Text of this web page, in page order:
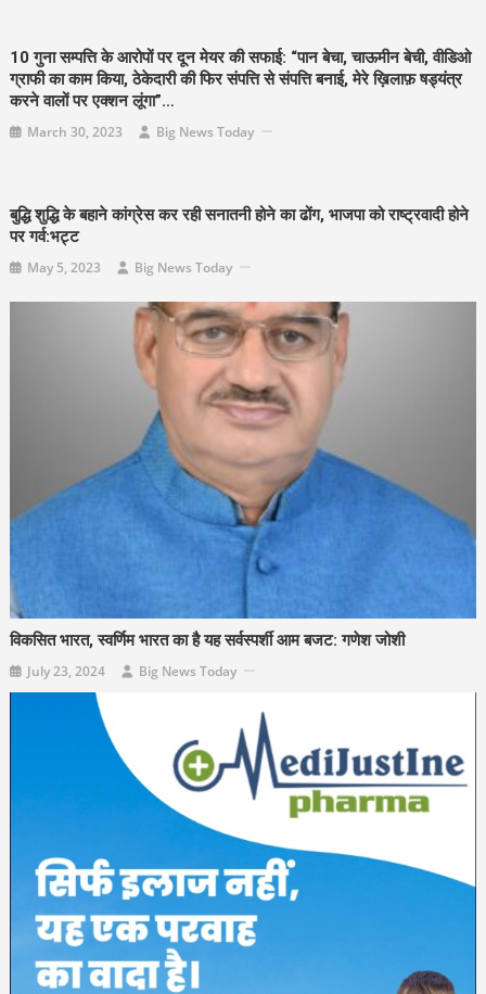
10 गुना सम्पत्ति के आरोपों पर दून मेयर की सफाई: “पान बेचा, चाऊमीन बेची, वीडिओ
ग्राफी का काम किया, ठेकेदारी की फिर संपत्ति से संपत्ति बनाई, मेरे ख़िलाफ़ षड्यंत्र
करने वालों पर एक्शन लूंगा”…
March 30, 2023 Big News Today
बुद्धि शुद्धि के बहाने कांग्रेस कर रही सनातनी होने का ढोंग, भाजपा को राष्ट्रवादी होने
पर गर्व:भट्ट
May 5, 2023 Big News Today
विकसित भारत, स्वर्णिम भारत का है यह सर्वस्पर्शी आम बजट: गणेश जोशी
July 23, 2024 Big News Today